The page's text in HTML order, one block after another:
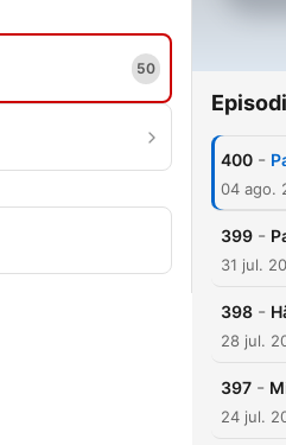
50
400 -
04 ago.
399 -
31 jul.
398 -
28 jul.
397 -
24 jul.